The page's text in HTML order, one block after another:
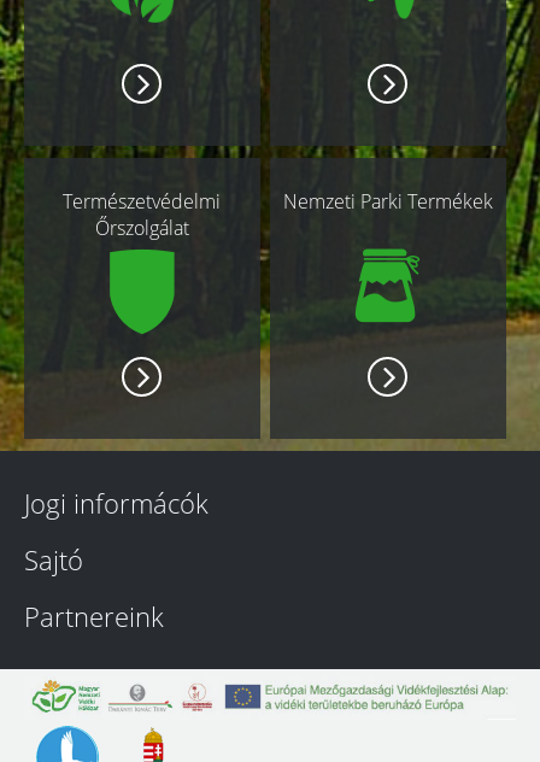
Természetvédelmi
Őrszolgálat
Nemzeti Parki Termékek
Jogi informácók
Sajtó
Partnereink